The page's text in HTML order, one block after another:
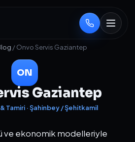
/ Onvo Servis Gaziantep
ON
Gaziantep
Tamiri · Şahinbey / Şehitkamil
ve ekonomik modelleriyle